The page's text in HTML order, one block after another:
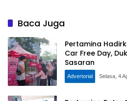
Baca Juga
Pertamina
Car Free Day,
Sasaran
Advertorial Selasa, 4